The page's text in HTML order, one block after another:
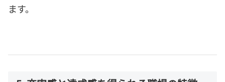
ます。